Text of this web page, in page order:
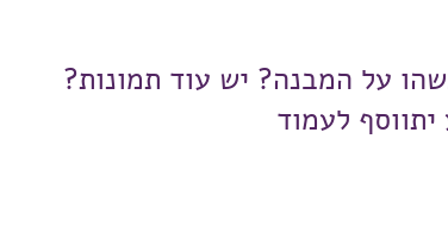
על המבנה? יש עוד תמונות?
לעמוד